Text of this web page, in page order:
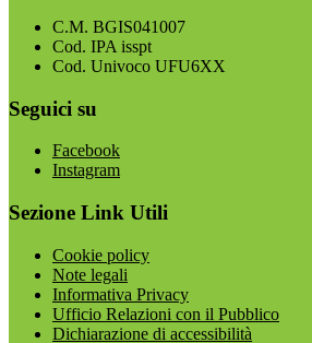
C.M. BGIS041007
Cod. IPA isspt
Cod. Univoco UFU6XX
Seguici su
Facebook
Instagram
Sezione Link Utili
Cookie policy
Note legali
Informativa Privacy
Ufficio Relazioni con il Pubblico
Dichiarazione di accessibilità